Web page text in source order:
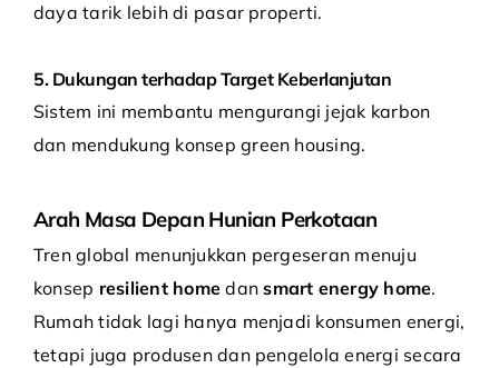
daya tarik lebih di pasar properti.
5. Dukungan terhadap Target Keberlanjutan
Sistem ini membantu mengurangi jejak karbon
dan mendukung konsep green housing.
Arah Masa Depan Hunian Perkotaan
Tren global menunjukkan pergeseran menuju
konsep resilient home dansmart energy home.
Rumah tidak lagi hanya menjadi konsumen energi,
tetapi juga produsen dan pengelola energi secara